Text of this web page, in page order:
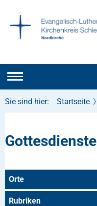
Sie sind hier: Startseite
Gottesdienste
Orte
Rubriken